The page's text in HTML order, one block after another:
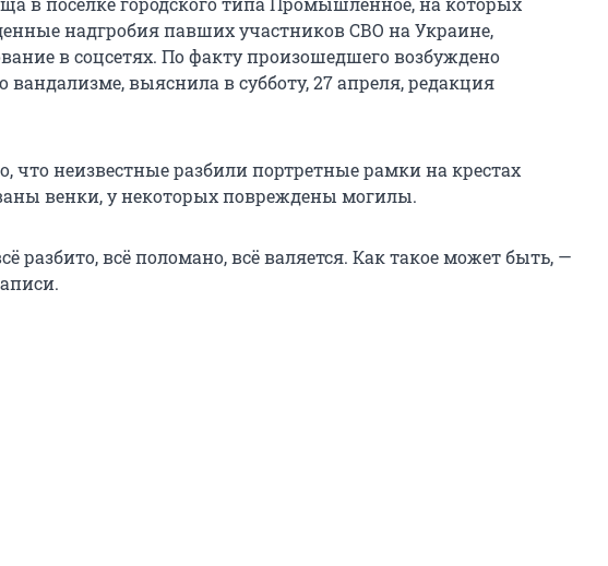
надгробия павших участников СВО на Украине,
в соцсетях. По факту произошедшего возбуждено
вандализме, выяснила в субботу, 27 апреля, редакция
что неизвестные разбили портретные рамки на крестах
венки, у некоторых повреждены могилы.
разбито, всё поломано, всё валяется. Как такое может быть, —